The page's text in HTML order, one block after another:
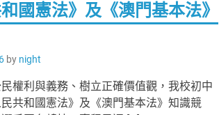
國憲法》及《澳門基本法》
by night
權利與義務、樹立正確價值觀，我校初中
共和國憲法》及《澳門基本法》知識競